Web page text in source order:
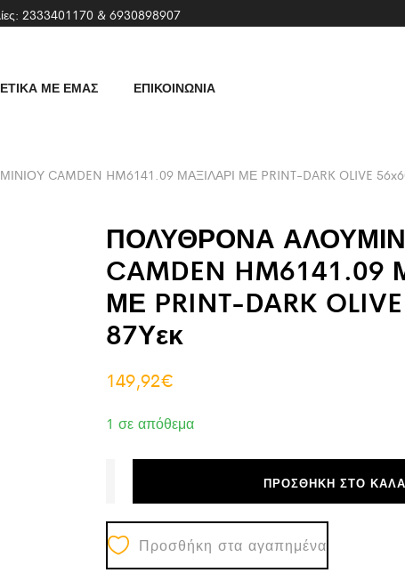
2333401170& 6930898907
ΜΕ ΕΜΑΣ ΕΠΙΚΟΙΝΩΝΙΑ
CAMDEN HM6141.09 ΜΑΞΙΛΑΡΙ ΜΕ PRINT-DARK OLIVE
ΠΟΛΥΘΡΟΝΑ
CAMDEN HM6141.09
ΜΕ PRINT-DARK
87Υεκ
149,92€
1 σε απόθεμα
ΠΡΟΣΘΉΚΗ ΣΤΟ
Προσθήκη στα αγαπημένα